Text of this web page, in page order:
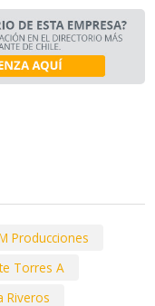
Producciones
Torres A
Riveros